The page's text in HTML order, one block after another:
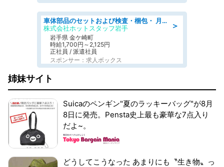
＞
車体部品のセットおよび検査・梱包・ 月収32万可!自動車部品の組付け・検査 家賃補助あり 長期安定/日払いOK
株式会社ホットスタッフ岩手
岩手県 金ケ崎町
時給1,700円～2,125円
正社員 / 派遣社員
スポンサー：求人ボックス
姉妹サイト
Suicaのペンギン"夏のラッキーバッグ"が8月
8日に発売。Pensta史上最も豪華な7点入り
だよ~。
どうしてこうなった あまりにも〝生き物〟っ